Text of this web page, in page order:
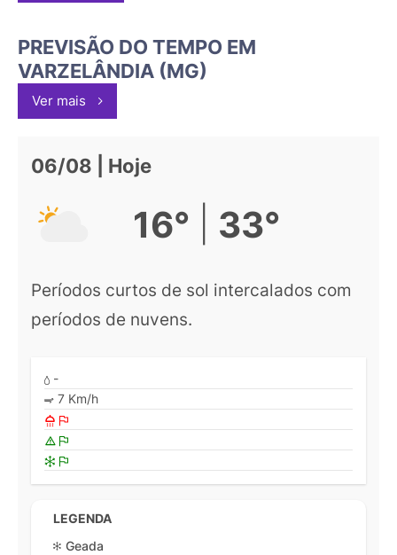
PREVISÃO DO TEMPO EM
VARZELÂNDIA (MG)
Ver mais
06/08 | Hoje
16° 33°
Períodos curtos de sol intercalados com
períodos de nuvens.
-
7 Km/h
LEGENDA
Geada